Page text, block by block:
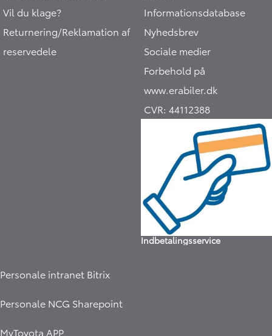
Vil du klage?
Returnering/Reklamation af
reservedele
Informationsdatabase
Nyhedsbrev
Sociale medier
Forbehold på
www.erabiler.dk
CVR:44112388
Indbetalingsservice
Personale intranet Bitrix
Personale NCG Sharepoint
MyToyota APP